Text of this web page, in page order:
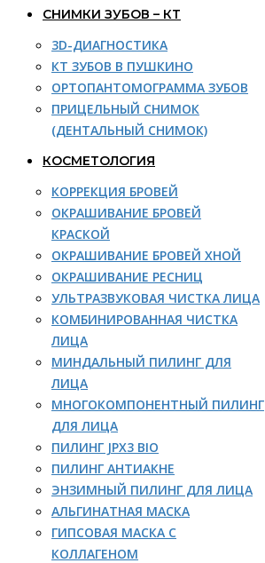
СНИМКИ ЗУБОВ – КТ
3D-ДИАГНОСТИКА
КТ ЗУБОВ В ПУШКИНО
ОРТОПАНТОМОГРАММА ЗУБОВ
ПРИЦЕЛЬНЫЙ СНИМОК
(ДЕНТАЛЬНЫЙ СНИМОК)
КОСМЕТОЛОГИЯ
КОРРЕКЦИЯ БРОВЕЙ
ОКРАШИВАНИЕ БРОВЕЙ
КРАСКОЙ
ОКРАШИВАНИЕ БРОВЕЙ ХНОЙ
ОКРАШИВАНИЕ РЕСНИЦ
УЛЬТРАЗВУКОВАЯ ЧИСТКА ЛИЦА
КОМБИНИРОВАННАЯ ЧИСТКА
ЛИЦА
МИНДАЛЬНЫЙ ПИЛИНГ ДЛЯ
ЛИЦА
МНОГОКОМПОНЕНТНЫЙ ПИЛИНГ
ДЛЯ ЛИЦА
ПИЛИНГ JPX3 BIO
ПИЛИНГ АНТИАКНЕ
ЭНЗИМНЫЙ ПИЛИНГ ДЛЯ ЛИЦА
АЛЬГИНАТНАЯ МАСКА
ГИПСОВАЯ МАСКА С
КОЛЛАГЕНОМ